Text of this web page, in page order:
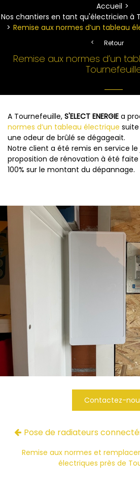
Accueil
Nos chantiers en tant qu'électricien à
Remise aux normes d’un tableau
Retour
Remise aux normes d’un
A Tournefeuille, S'ELECT ENERGIE a
normes d’un tableau électrique
une odeur de brûlé se dégageait.
Notre client a été remis en service
proposition de rénovation à été
100% sur le montant du dépannage.
Contactez-
Pose de radiateurs
Remise aux normes et
électriques près de